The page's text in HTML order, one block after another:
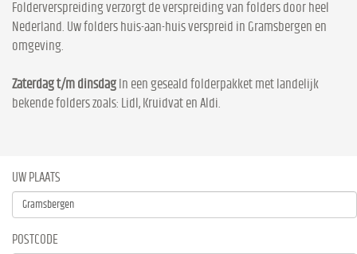
Folderverspreiding verzorgt de verspreiding van folders door heel
Nederland. Uw folders huis-aan-huis verspreid in Gramsbergen en
omgeving.
Zaterdag t/m dinsdag In een geseald folderpakket met landelijk
bekende folders zoals: Lidl, Kruidvat en Aldi.
UW PLAATS
POSTCODE